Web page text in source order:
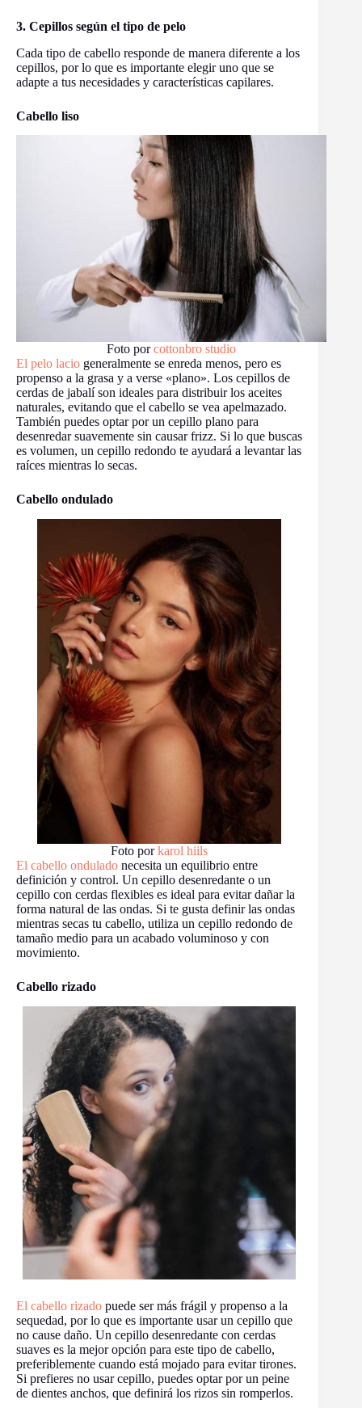
3. Cepillos según el tipo de pelo
Cada tipo de cabello responde de manera diferente a los
cepillos, por lo que es importante elegir uno que se
adapte a tus necesidades y características capilares.
Cabello liso
Foto porcottonbro studio
El pelo lacio generalmente se enreda menos, pero es
propenso a la grasa y a verse «plano». Los cepillos de
cerdas de jabalí son ideales para distribuir los aceites
naturales, evitando que el cabello se vea apelmazado.
También puedes optar por un cepillo plano para
desenredar suavemente sin causar frizz. Si lo que buscas
es volumen, un cepillo redondo te ayudará a levantar las
raíces mientras lo secas.
Cabello ondulado
Foto porkarol hiils
El cabello ondulado necesita un equilibrio entre
definición y control. Un cepillo desenredante o un
cepillo con cerdas flexibles es ideal para evitar dañar la
forma natural de las ondas. Si te gusta definir las ondas
mientras secas tu cabello, utiliza un cepillo redondo de
tamaño medio para un acabado voluminoso y con
movimiento.
Cabello rizado
El cabello rizado puede ser más frágil y propenso a la
sequedad, por lo que es importante usar un cepillo que
no cause daño. Un cepillo desenredante con cerdas
suaves es la mejor opción para este tipo de cabello,
preferiblemente cuando está mojado para evitar tirones.
Si prefieres no usar cepillo, puedes optar por un peine
de dientes anchos, que definirá los rizos sin romperlos.